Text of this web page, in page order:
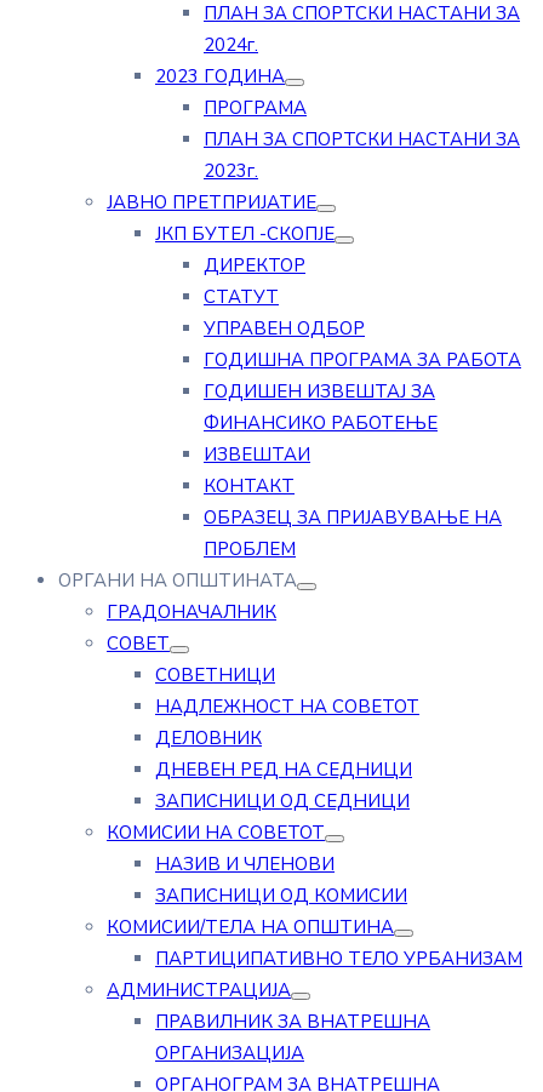
ПЛАН ЗА СПОРТСКИ НАСТАНИ ЗА
2024г.
2023 ГОДИНА
ПРОГРАМА
ПЛАН ЗА СПОРТСКИ НАСТАНИ ЗА
2023г.
ЈАВНО ПРЕТПРИЈАТИЕ
ЈКП БУТЕЛ -СКОПЈЕ
ДИРЕКТОР
СТАТУТ
УПРАВЕН ОДБОР
ГОДИШНА ПРОГРАМА ЗА РАБОТА
ГОДИШЕН ИЗВЕШТАЈ ЗА
ФИНАНСИКО РАБОТЕЊЕ
ИЗВЕШТАИ
КОНТАКТ
ОБРАЗЕЦ ЗА ПРИЈАВУВАЊЕ НА
ПРОБЛЕМ
ОРГАНИ НА ОПШТИНАТА
ГРАДОНАЧАЛНИК
СОВЕТ
СОВЕТНИЦИ
НАДЛЕЖНОСТ НА СОВЕТОТ
ДЕЛОВНИК
ДНЕВЕН РЕД НА СЕДНИЦИ
ЗАПИСНИЦИ ОД СЕДНИЦИ
КОМИСИИ НА СОВЕТОТ
НАЗИВ И ЧЛЕНОВИ
ЗАПИСНИЦИ ОД КОМИСИИ
КОМИСИИ/ТЕЛА НА ОПШТИНА
ПАРТИЦИПАТИВНО ТЕЛО УРБАНИЗАМ
АДМИНИСТРАЦИЈА
ПРАВИЛНИК ЗА ВНАТРЕШНА
ОРГАНИЗАЦИЈА
ОРГАНОГРАМ ЗА ВНАТРЕШНА